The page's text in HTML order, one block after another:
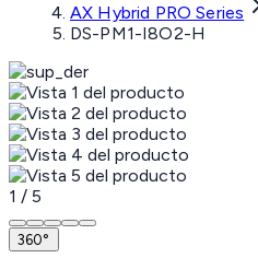
AX Hybrid PRO Series
DS-PM1-I8O2-H
1 / 5
360°